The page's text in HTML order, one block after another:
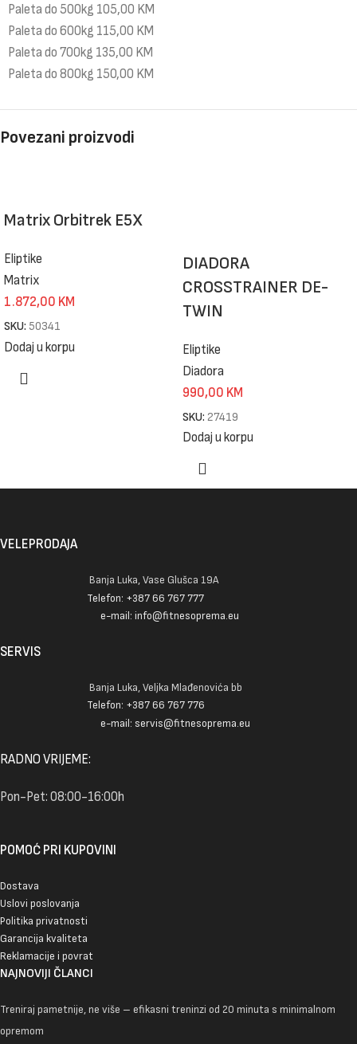
Paleta do 500kg 105,00 KM
Paleta do 600kg 115,00 KM
Paleta do 700kg 135,00 KM
Paleta do 800kg 150,00 KM
Povezani proizvodi
Matrix Orbitrek E5X
Eliptike
Matrix
1.872,00 KM
SKU: 50341
Dodaj u korpu
DIADORA
CROSSTRAINER DE-
TWIN
Eliptike
Diadora
990,00 KM
SKU: 27419
Dodaj u korpu
VELEPRODAJA
Banja Luka, Vase Glušca 19A
Telefon: +387 66 767 777
e-mail: info@fitnesoprema.eu
SERVIS
Banja Luka, Veljka Mlađenovića bb
Telefon: +387 66 767 776
e-mail: servis@fitnesoprema.eu
RADNO VRIJEME:
Pon-Pet: 08:00-16:00h
POMOĆ PRI KUPOVINI
Dostava
Uslovi poslovanja
Politika privatnosti
Garancija kvaliteta
Reklamacije i povrat
NAJNOVIJI ČLANCI
Treniraj pametnije, ne više – efikasni treninzi od 20 minuta s minimalnom
opremom